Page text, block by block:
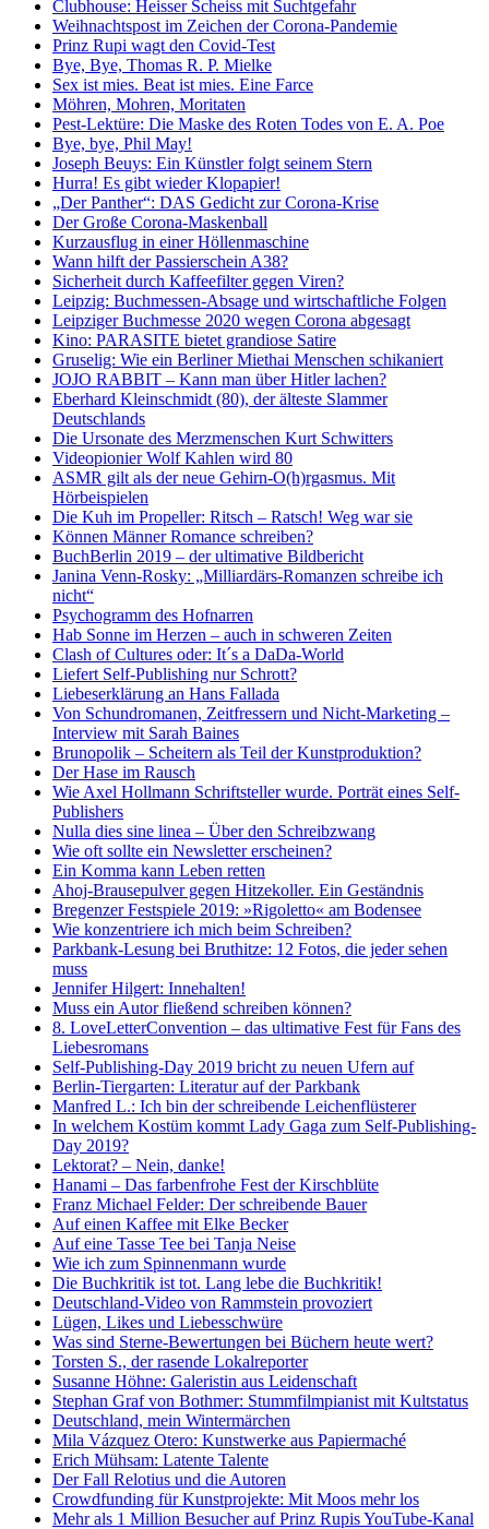
Clubhouse: Heisser Scheiss mit Suchtgefahr
Weihnachtspost im Zeichen der Corona-Pandemie
Prinz Rupi wagt den Covid-Test
Bye, Bye, Thomas R. P. Mielke
Sex ist mies. Beat ist mies. Eine Farce
Möhren, Mohren, Moritaten
Pest-Lektüre: Die Maske des Roten Todes von E. A. Poe
Bye, bye, Phil May!
Joseph Beuys: Ein Künstler folgt seinem Stern
Hurra! Es gibt wieder Klopapier!
„Der Panther“: DAS Gedicht zur Corona-Krise
Der Große Corona-Maskenball
Kurzausflug in einer Höllenmaschine
Wann hilft der Passierschein A38?
Sicherheit durch Kaffeefilter gegen Viren?
Leipzig: Buchmessen-Absage und wirtschaftliche Folgen
Leipziger Buchmesse 2020 wegen Corona abgesagt
Kino: PARASITE bietet grandiose Satire
Gruselig: Wie ein Berliner Miethai Menschen schikaniert
JOJO RABBIT – Kann man über Hitler lachen?
Eberhard Kleinschmidt (80), der älteste Slammer
Deutschlands
Die Ursonate des Merzmenschen Kurt Schwitters
Videopionier Wolf Kahlen wird 80
ASMR gilt als der neue Gehirn-O(h)rgasmus. Mit
Hörbeispielen
Die Kuh im Propeller: Ritsch – Ratsch! Weg war sie
Können Männer Romance schreiben?
BuchBerlin 2019 – der ultimative Bildbericht
Janina Venn-Rosky: „Milliardärs-Romanzen schreibe ich
nicht“
Psychogramm des Hofnarren
Hab Sonne im Herzen – auch in schweren Zeiten
Clash of Cultures oder: It´s a DaDa-World
Liefert Self-Publishing nur Schrott?
Liebeserklärung an Hans Fallada
Von Schundromanen, Zeitfressern und Nicht-Marketing –
Interview mit Sarah Baines
Brunopolik – Scheitern als Teil der Kunstproduktion?
Der Hase im Rausch
Wie Axel Hollmann Schriftsteller wurde. Porträt eines Self-
Publishers
Nulla dies sine linea – Über den Schreibzwang
Wie oft sollte ein Newsletter erscheinen?
Ein Komma kann Leben retten
Ahoj-Brausepulver gegen Hitzekoller. Ein Geständnis
Bregenzer Festspiele 2019: »Rigoletto« am Bodensee
Wie konzentriere ich mich beim Schreiben?
Parkbank-Lesung bei Bruthitze: 12 Fotos, die jeder sehen
muss
Jennifer Hilgert: Innehalten!
Muss ein Autor fließend schreiben können?
8. LoveLetterConvention – das ultimative Fest für Fans des
Liebesromans
Self-Publishing-Day 2019 bricht zu neuen Ufern auf
Berlin-Tiergarten: Literatur auf der Parkbank
Manfred L.: Ich bin der schreibende Leichenflüsterer
In welchem Kostüm kommt Lady Gaga zum Self-Publishing-
Day 2019?
Lektorat? – Nein, danke!
Hanami – Das farbenfrohe Fest der Kirschblüte
Franz Michael Felder: Der schreibende Bauer
Auf einen Kaffee mit Elke Becker
Auf eine Tasse Tee bei Tanja Neise
Wie ich zum Spinnenmann wurde
Die Buchkritik ist tot. Lang lebe die Buchkritik!
Deutschland-Video von Rammstein provoziert
Lügen, Likes und Liebesschwüre
Was sind Sterne-Bewertungen bei Büchern heute wert?
Torsten S., der rasende Lokalreporter
Susanne Höhne: Galeristin aus Leidenschaft
Stephan Graf von Bothmer: Stummfilmpianist mit Kultstatus
Deutschland, mein Wintermärchen
Mila Vázquez Otero: Kunstwerke aus Papiermaché
Erich Mühsam: Latente Talente
Der Fall Relotius und die Autoren
Crowdfunding für Kunstprojekte: Mit Moos mehr los
Mehr als 1 Million Besucher auf Prinz Rupis YouTube-Kanal